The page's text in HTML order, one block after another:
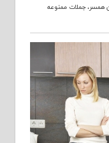
همسر،جملات ممنوعه